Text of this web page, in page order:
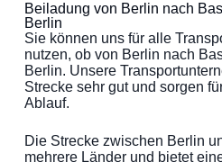
Beiladung von Berlin nach
Berlin
Sie können uns für alle
nutzen, ob von Berlin nach
Berlin. Unsere
Strecke sehr gut und sorgen
Ablauf.
Die Strecke zwischen Berlin
mehrere Länder und bietet